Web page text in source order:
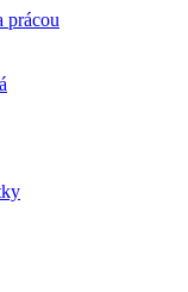
prácou